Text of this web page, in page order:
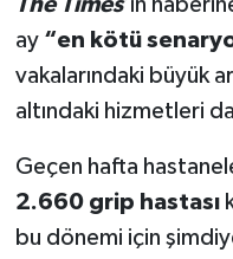
ay “en kötü
vakalarındaki büyük
altındaki hizmetleri
Geçen hafta
2.660 grip hastası
bu dönemi için